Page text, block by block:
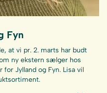
Fyn
at vi pr. 2. marts har budt
ny ekstern sælger hos
for Jylland og Fyn. Lisa vil